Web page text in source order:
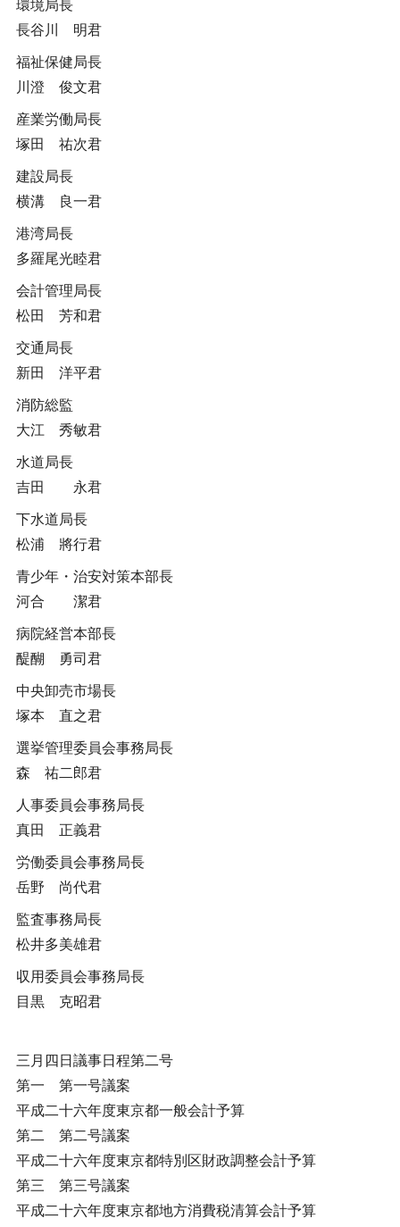
環境局長
長谷川 明君
福祉保健局長
川澄 俊文君
産業労働局長
塚田 祐次君
建設局長
横溝 良一君
港湾局長
多羅尾光睦君
会計管理局長
松田 芳和君
交通局長
新田 洋平君
消防総監
大江 秀敏君
水道局長
吉田 永君
下水道局長
松浦 將行君
青少年・治安対策本部長
河合 潔君
病院経営本部長
醍醐 勇司君
中央卸売市場長
塚本 直之君
選挙管理委員会事務局長
森 祐二郎君
人事委員会事務局長
真田 正義君
労働委員会事務局長
岳野 尚代君
監査事務局長
松井多美雄君
収用委員会事務局長
目黒 克昭君
三月四日議事日程第二号
第一 第一号議案
平成二十六年度東京都一般会計予算
第二 第二号議案
平成二十六年度東京都特別区財政調整会計予算
第三 第三号議案
平成二十六年度東京都地方消費税清算会計予算